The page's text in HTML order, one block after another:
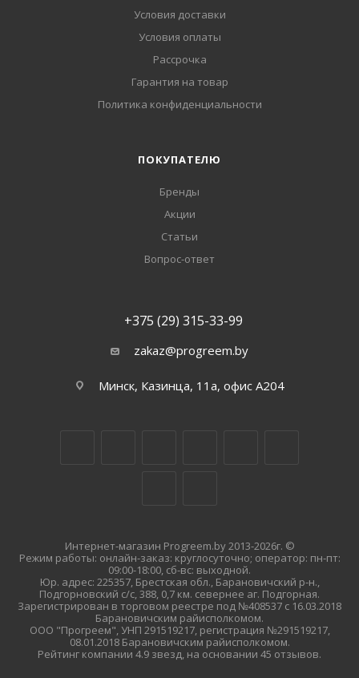
Условия доставки
Условия оплаты
Рассрочка
Гарантия на товар
Политика конфиденциальности
ПОКУПАТЕЛЮ
Бренды
Акции
Статьи
Вопрос-ответ
+375 (29) 315-33-99
zakaz@progreem.by
Минск, Казинца, 11а, офис А204
Интернет-магазин Progreem.by 2013-2026г. ©
Режим работы: онлайн-заказ: круглосуточно; оператор: пн-пт:
09:00-18:00, сб-вс: выходной.
Юр. адрес: 225357, Брестская обл., Барановичский р-н.,
Подгорновский с/с, 388, 0,7 км. севернее аг. Подгорная.
Зарегистрирован в торговом реестре под №408537 с 16.03.2018
Барановичским райисполкомом.
ООО "Прогреем", УНП 291519217, регистрация №291519217,
08.01.2018 Барановичским райисполкомом.
Рейтинг компании 4.9 звезд, на основании 45 отзывов.